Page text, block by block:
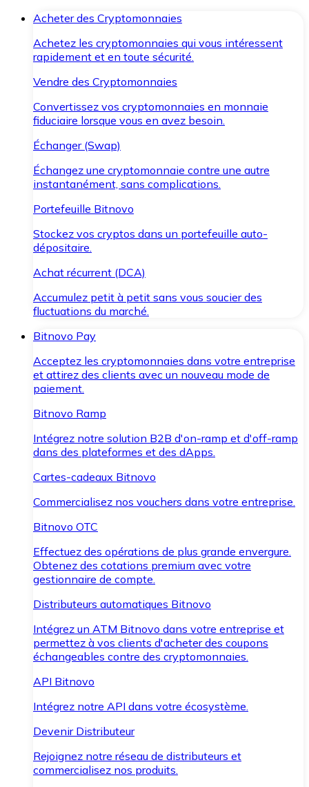
Acheter des Cryptomonnaies
Achetez les cryptomonnaies qui vous intéressent
rapidement et en toute sécurité.
Vendre des Cryptomonnaies
Convertissez vos cryptomonnaies en monnaie
fiduciaire lorsque vous en avez besoin.
Échanger (Swap)
Échangez une cryptomonnaie contre une autre
instantanément, sans complications.
Portefeuille Bitnovo
Stockez vos cryptos dans un portefeuille auto-
dépositaire.
Achat récurrent (DCA)
Accumulez petit à petit sans vous soucier des
fluctuations du marché.
Bitnovo Pay
Acceptez les cryptomonnaies dans votre entreprise
et attirez des clients avec un nouveau mode de
paiement.
Bitnovo Ramp
Intégrez notre solution B2B d'on-ramp et d'off-ramp
dans des plateformes et des dApps.
Cartes-cadeaux Bitnovo
Commercialisez nos vouchers dans votre entreprise.
Bitnovo OTC
Effectuez des opérations de plus grande envergure.
Obtenez des cotations premium avec votre
gestionnaire de compte.
Distributeurs automatiques Bitnovo
Intégrez un ATM Bitnovo dans votre entreprise et
permettez à vos clients d'acheter des coupons
échangeables contre des cryptomonnaies.
API Bitnovo
Intégrez notre API dans votre écosystème.
Devenir Distributeur
Rejoignez notre réseau de distributeurs et
commercialisez nos produits.